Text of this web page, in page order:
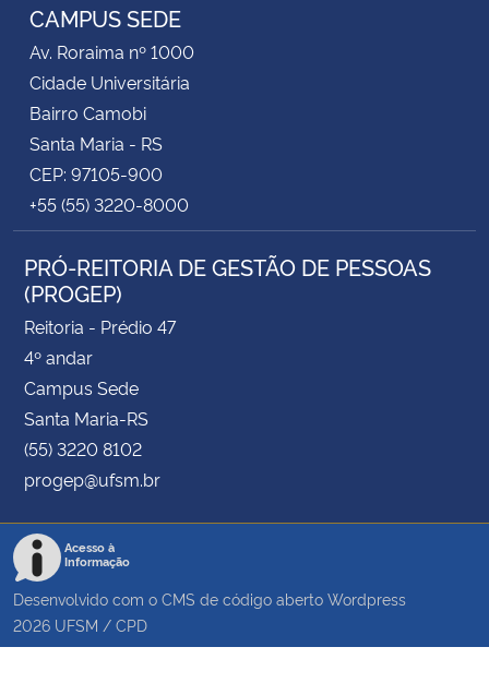
CAMPUS SEDE
Av. Roraima nº 1000
Cidade Universitária
Bairro Camobi
Santa Maria - RS
CEP: 97105-900
+55 (55) 3220-8000
PRÓ-REITORIA DE GESTÃO DE PESSOAS
(PROGEP)
Reitoria - Prédio 47
4º andar
Campus Sede
Santa Maria-RS
(55) 3220 8102
progep@ufsm.br
Acesso à
Informação
Desenvolvido com o CMS de código aberto Wordpress
2026 UFSM / CPD